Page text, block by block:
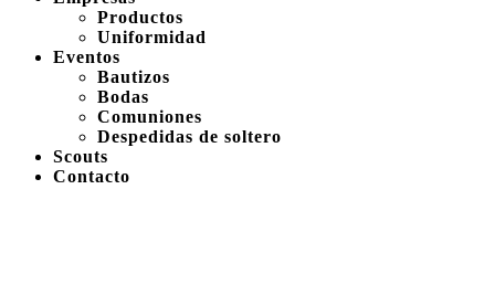
Productos
Uniformidad
Eventos
Bautizos
Bodas
Comuniones
Despedidas de soltero
Scouts
Contacto